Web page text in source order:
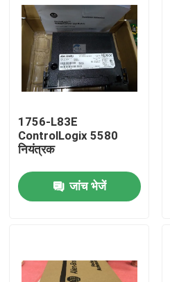
उत्पाद
1756-L83E
ControlLogix 5580
नियंत्रक
जांच भेजें